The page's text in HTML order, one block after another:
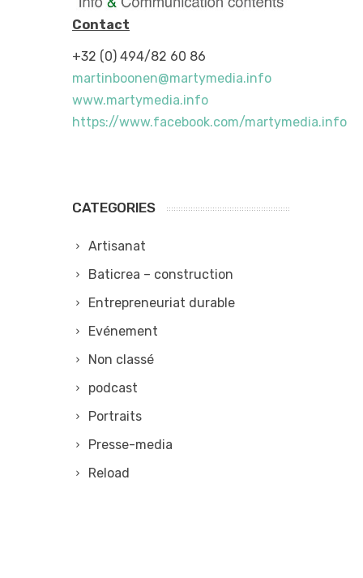
Contact
+32 (0) 494/82 60 86
martinboonen@martymedia.info
www.martymedia.info
https://www.facebook.com/martymedia.info
CATEGORIES
Artisanat
Baticrea – construction
Entrepreneuriat durable
Evénement
Non classé
podcast
Portraits
Presse-media
Reload